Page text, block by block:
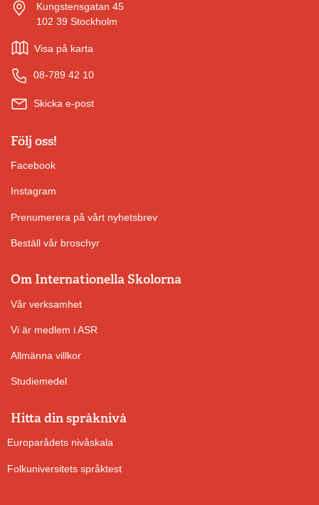
Kungstensgatan 45
102 39 Stockholm
Visa på karta
08-789 42 10
Skicka e-post
Följ oss!
Facebook
Instagram
Prenumerera på vårt nyhetsbrev
Beställ vår broschyr
Om Internationella Skolorna
Vår verksamhet
Vi är medlem i ASR
Allmänna villkor
Studiemedel
Hitta din språknivå
Europarådets nivåskala
Folkuniversitets språktest